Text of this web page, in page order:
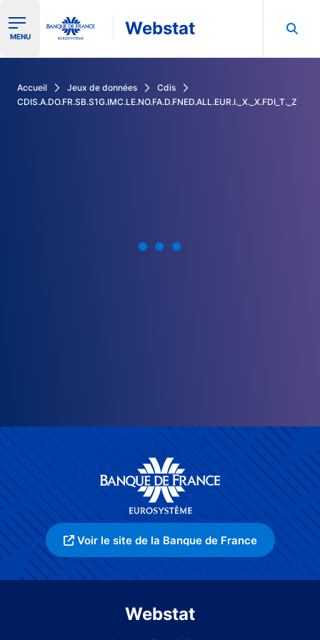
Ouvrir le menu de navigation
MENU Webstat
Accueil Jeux de données
Cdis
CDIS.A.DO.FR.SB.S1G.IMC.LE.NO.FA.D.FNED.ALL.EUR.I._X._X.FDI_T._Z
Voir le site de la Banque de France
Webstat